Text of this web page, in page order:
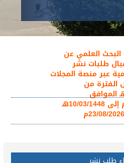
العلمي عن
طلبات نشر
عبر منصة المجلات
الفترة من
12/1447هـ الموافق
11/06/2026م إلى 10/03/1448هـ